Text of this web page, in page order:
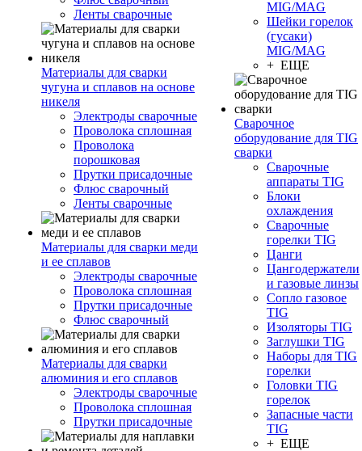
Ленты сварочные
Материалы для сварки
чугуна и сплавов на основе
никеля
Электроды сварочные
Проволока сплошная
Проволока
порошковая
Прутки присадочные
Флюс сварочный
Ленты сварочные
Материалы для сварки меди
и ее сплавов
Электроды сварочные
Проволока сплошная
Прутки присадочные
Флюс сварочный
Материалы для сварки
алюминия и его сплавов
Электроды сварочные
Проволока сплошная
Прутки присадочные
MIG/MAG
Шейки горелок
(гусаки)
MIG/MAG
+ ЕЩЕ
Сварочное
оборудование для TIG
сварки
Сварочные
аппараты TIG
Блоки
охлаждения
Сварочные
горелки TIG
Цанги
Цангодержатели
и газовые линзы
Сопло газовое
TIG
Изоляторы TIG
Заглушки TIG
Наборы для TIG
горелки
Головки TIG
горелок
Запасные части
TIG
+ ЕЩЕ